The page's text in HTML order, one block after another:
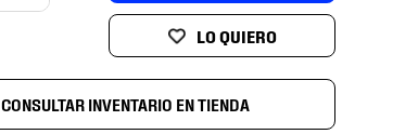
CONSULTAR INVENTARIO EN TIENDA